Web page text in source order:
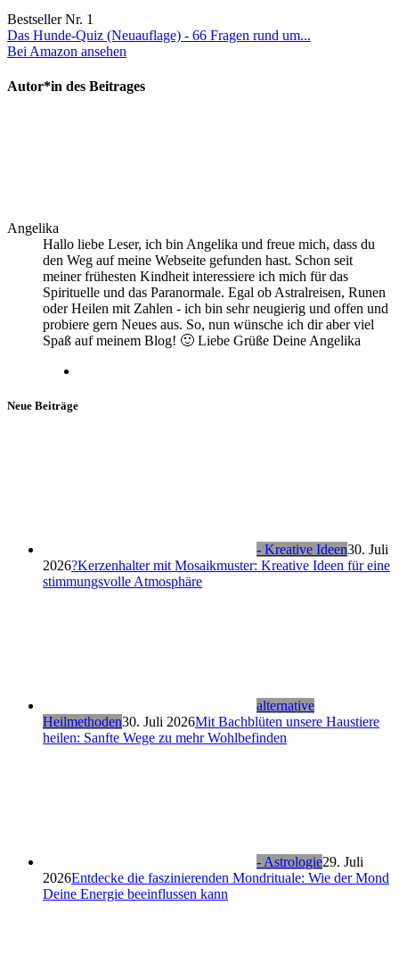
Bestseller Nr. 1
Das Hunde-Quiz (Neuauflage) - 66 Fragen rund um...
Bei Amazon ansehen
Autor*in des Beitrages
Angelika
Hallo liebe Leser, ich bin Angelika und freue mich, dass du
den Weg auf meine Webseite gefunden hast. Schon seit
meiner frühesten Kindheit interessiere ich mich für das
Spirituelle und das Paranormale. Egal ob Astralreisen, Runen
oder Heilen mit Zahlen - ich bin sehr neugierig und offen und
probiere gern Neues aus. So, nun wünsche ich dir aber viel
Spaß auf meinem Blog! 🙂 Liebe Grüße Deine Angelika
Neue Beiträge
- Kreative Ideen30. Juli
2026?Kerzenhalter mit Mosaikmuster: Kreative Ideen für eine
stimmungsvolle Atmosphäre
alternative
Heilmethoden30. Juli 2026Mit Bachblüten unsere Haustiere
heilen: Sanfte Wege zu mehr Wohlbefinden
- Astrologie29. Juli
2026Entdecke die faszinierenden Mondrituale: Wie der Mond
Deine Energie beeinflussen kann